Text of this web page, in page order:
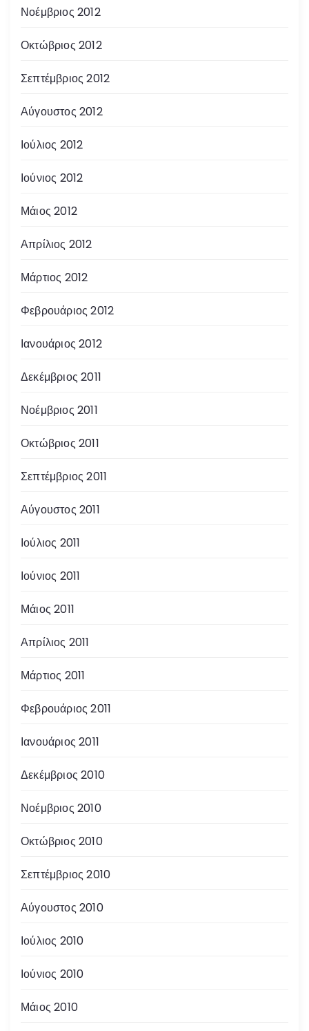
Νοέμβριος 2012
Οκτώβριος 2012
Σεπτέμβριος 2012
Αύγουστος 2012
Ιούλιος 2012
Ιούνιος 2012
Μάιος 2012
Απρίλιος 2012
Μάρτιος 2012
Φεβρουάριος 2012
Ιανουάριος 2012
Δεκέμβριος 2011
Νοέμβριος 2011
Οκτώβριος 2011
Σεπτέμβριος 2011
Αύγουστος 2011
Ιούλιος 2011
Ιούνιος 2011
Μάιος 2011
Απρίλιος 2011
Μάρτιος 2011
Φεβρουάριος 2011
Ιανουάριος 2011
Δεκέμβριος 2010
Νοέμβριος 2010
Οκτώβριος 2010
Σεπτέμβριος 2010
Αύγουστος 2010
Ιούλιος 2010
Ιούνιος 2010
Μάιος 2010